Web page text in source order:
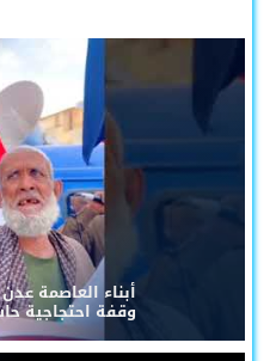
أبناء العاصمة
وقفة احتجاجية